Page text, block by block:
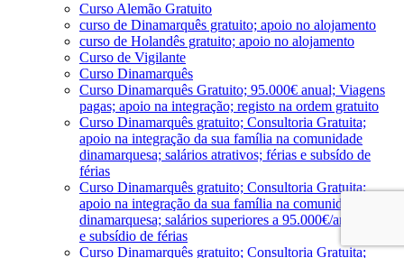
Curso Alemão Gratuito
curso de Dinamarquês gratuito; apoio no alojamento
curso de Holandês gratuito; apoio no alojamento
Curso de Vigilante
Curso Dinamarquês
Curso Dinamarquês Gratuito; 95.000€ anual; Viagens
pagas; apoio na integração; registo na ordem gratuito
Curso Dinamarquês gratuito; Consultoria Gratuita;
apoio na integração da sua família na comunidade
dinamarquesa; salários atrativos; férias e subsído de
férias
Curso Dinamarquês gratuito; Consultoria Gratuita;
apoio na integração da sua família na comunidade
dinamarquesa; salários superiores a 95.000€/ano; férias
e subsídio de férias
Curso Dinamarquês gratuito; Consultoria Gratuita;